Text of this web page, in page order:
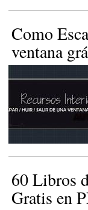
Como
ventana
60 Libros
Gratis en